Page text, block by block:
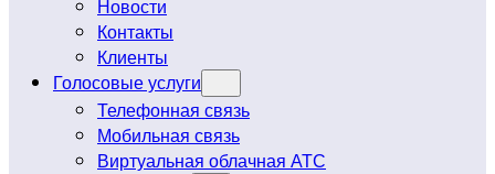
Новости
Контакты
Клиенты
Голосовые услуги
Телефонная связь
Мобильная связь
Виртуальная облачная АТС